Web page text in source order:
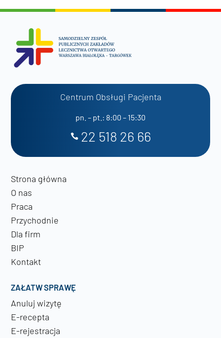
Centrum Obsługi Pacjenta
pn. – pt.: 8:00 – 15:30
22 518 26 66
Strona główna
O nas
Praca
Przychodnie
Dla firm
BIP
Kontakt
ZAŁATW SPRAWĘ
Anuluj wizytę
E-recepta
E-rejestracja